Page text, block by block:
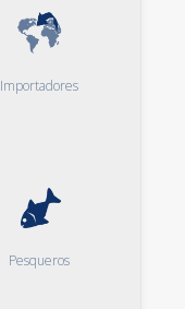
Importadores
Pesqueros